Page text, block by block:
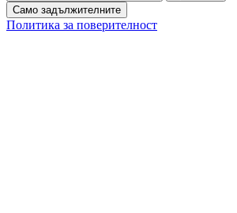
Само задължителните
Политика за поверителност